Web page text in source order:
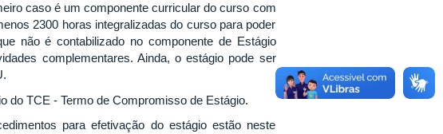
caso é um componente curricular do curso com
2300 horas integralizadas do curso para poder
não é contabilizado no componente de Estágio
complementares. Ainda, o estágio pode ser
do TCE - Termo de Compromisso de Estágio.
para efetivação do estágio estão neste